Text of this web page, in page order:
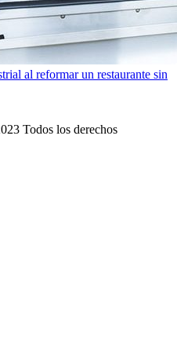
al reformar un restaurante sin
Todos los derechos